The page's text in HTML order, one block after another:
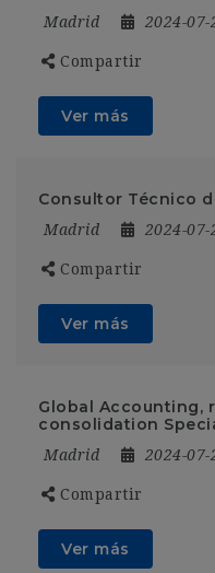
Madrid 2024-07-
Compartir
Ver más
Consultor Técnico
Madrid 2024-07-
Compartir
Ver más
Global Accounting,
consolidation
Madrid 2024-07-
Compartir
Ver más